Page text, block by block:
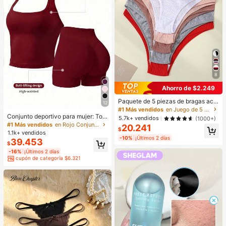
12
Conjunto deportivo para mujer: Top
sin mangas + Shorts, versátil para u
so diario, ajuste ceñido, diseño leva
ntador, ligero & transpirable, athleis
ure, apto para yoga
#1 Más vendidos
en Rojo Conjuntos deportivos para mujer
1.1k+ vendidos
$39.453
-16% ¡Últimos 2 días
cupón de categoría $6.321
8
Ahorro de $2.249
Paquete de 5 piezas de bragas aca
naladas para mujer, de alta elasticid
ad, unicolor con diseño de letras, ci
ntura baja, para uso diario
#1 Más vendidos
en Juego de 5 piezas Calzoncillos de mujer
5.7k+ vendidos
(1000+)
$20.241
-10% ¡Últimos 2 días